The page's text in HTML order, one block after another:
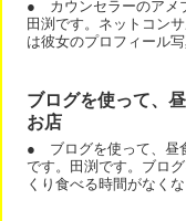
● カウンセラーのアメ
田渕です。ネットコン
は彼女のプロフィール
ブログを使って、
お店
● ブログを使って、昼
です。田渕です。ブロ
くり食べる時間がなく